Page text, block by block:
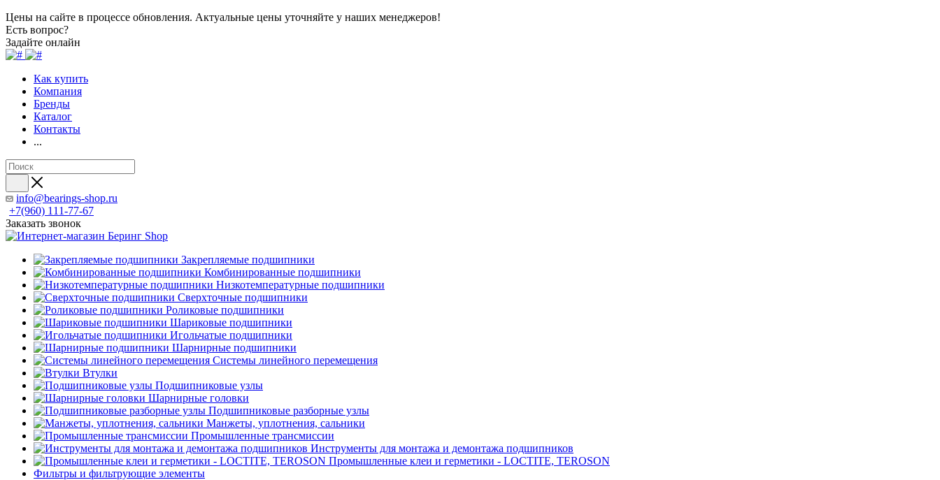
Цены на сайте в процессе обновления. Актуальные цены уточняйте у наших менеджеров!
Есть вопрос?
Задайте онлайн
Как купить
Компания
Бренды
Каталог
Контакты
...
info@bearings-shop.ru
+7(960) 111-77-67
Заказать звонок
Закрепляемые подшипники
Комбинированные подшипники
Низкотемпературные подшипники
Сверхточные подшипники
Роликовые подшипники
Шариковые подшипники
Игольчатые подшипники
Шарнирные подшипники
Системы линейного перемещения
Втулки
Подшипниковые узлы
Шарнирные головки
Подшипниковые разборные узлы
Манжеты, уплотнения, сальники
Промышленные трансмиссии
Инструменты для монтажа и демонтажа подшипников
Промышленные клеи и герметики - LOCTITE, TEROSON
Фильтры и фильтрующие элементы